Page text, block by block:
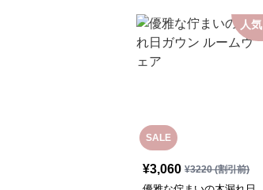
SALE
人気
¥3,060 ¥3220(割引前)